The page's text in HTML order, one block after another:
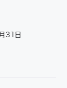
31日